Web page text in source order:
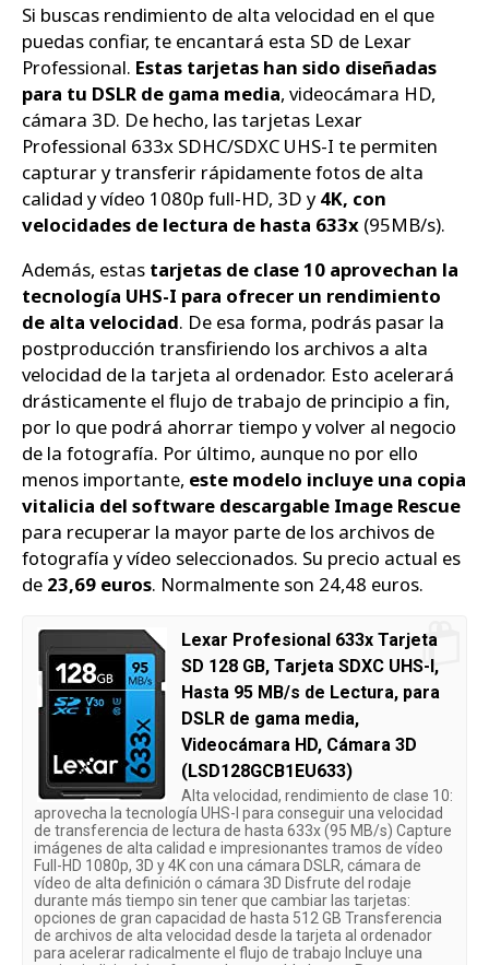
Si buscas rendimiento de alta velocidad en el que
puedas confiar, te encantará esta SD de Lexar
Professional. Estas tarjetas han sido diseñadas
para tu DSLR de gama media, videocámara HD,
cámara 3D. De hecho, las tarjetas Lexar
Professional 633x SDHC/SDXC UHS-I te permiten
capturar y transferir rápidamente fotos de alta
calidad y vídeo 1080p full-HD, 3D y4K, con
velocidades de lectura de hasta 633x (95MB/s).
Además, estas tarjetas de clase 10 aprovechan la
tecnología UHS-I para ofrecer un rendimiento
de alta velocidad. De esa forma, podrás pasar la
postproducción transfiriendo los archivos a alta
velocidad de la tarjeta al ordenador. Esto acelerará
drásticamente el flujo de trabajo de principio a fin,
por lo que podrá ahorrar tiempo y volver al negocio
de la fotografía. Por último, aunque no por ello
menos importante, este modelo incluye una copia
vitalicia del software descargable Image Rescue
para recuperar la mayor parte de los archivos de
fotografía y vídeo seleccionados. Su precio actual es
de 23,69 euros. Normalmente son 24,48 euros.
Lexar Profesional 633x Tarjeta
SD 128 GB, Tarjeta SDXC UHS-I,
Hasta 95 MB/s de Lectura, para
DSLR de gama media,
Videocámara HD, Cámara 3D
(LSD128GCB1EU633)
Alta velocidad, rendimiento de clase 10:
aprovecha la tecnología UHS-I para conseguir una velocidad
de transferencia de lectura de hasta 633x (95 MB/s) Capture
imágenes de alta calidad e impresionantes tramos de vídeo
Full-HD 1080p, 3D y 4K con una cámara DSLR, cámara de
vídeo de alta definición o cámara 3D Disfrute del rodaje
durante más tiempo sin tener que cambiar las tarjetas:
opciones de gran capacidad de hasta 512 GB Transferencia
de archivos de alta velocidad desde la tarjeta al ordenador
para acelerar radicalmente el flujo de trabajo Incluye una